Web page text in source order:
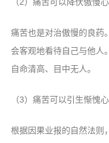
（2）痛苦可以降伏傲慢心
痛苦也是对治傲慢的良药
会客观地看待自己与他人
自命清高、目中无人。
（3）痛苦可以引生惭愧心
根据因果业报的自然法则